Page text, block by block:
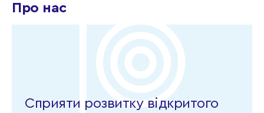
Про нас
Сприяти розвитку відкритого